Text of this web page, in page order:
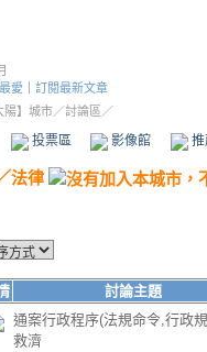
愛
訂閱最新文章
陽】城市／討論區／
投票區 影像館
法律
討論主題
通案行政程序(法規命令,行政
救濟